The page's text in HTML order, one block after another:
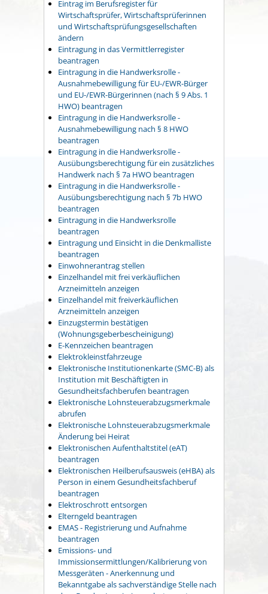
Eintrag im Berufsregister für
Wirtschaftsprüfer, Wirtschaftsprüferinnen
und Wirtschaftsprüfungsgesellschaften
ändern
Eintragung in das Vermittlerregister
beantragen
Eintragung in die Handwerksrolle -
Ausnahmebewilligung für EU-/EWR-Bürger
und EU-/EWR-Bürgerinnen (nach § 9 Abs. 1
HWO) beantragen
Eintragung in die Handwerksrolle -
Ausnahmebewilligung nach § 8 HWO
beantragen
Eintragung in die Handwerksrolle -
Ausübungsberechtigung für ein zusätzliches
Handwerk nach § 7a HWO beantragen
Eintragung in die Handwerksrolle -
Ausübungsberechtigung nach § 7b HWO
beantragen
Eintragung in die Handwerksrolle
beantragen
Eintragung und Einsicht in die Denkmalliste
beantragen
Einwohnerantrag stellen
Einzelhandel mit frei verkäuflichen
Arzneimitteln anzeigen
Einzelhandel mit freiverkäuflichen
Arzneimitteln anzeigen
Einzugstermin bestätigen
(Wohnungsgeberbescheinigung)
E-Kennzeichen beantragen
Elektrokleinstfahrzeuge
Elektronische Institutionenkarte (SMC-B) als
Institution mit Beschäftigten in
Gesundheitsfachberufen beantragen
Elektronische Lohnsteuerabzugsmerkmale
abrufen
Elektronische Lohnsteuerabzugsmerkmale
Änderung bei Heirat
Elektronischen Aufenthaltstitel (eAT)
beantragen
Elektronischen Heilberufsausweis (eHBA) als
Person in einem Gesundheitsfachberuf
beantragen
Elektroschrott entsorgen
Elterngeld beantragen
EMAS - Registrierung und Aufnahme
beantragen
Emissions- und
Immissionsermittlungen/Kalibrierung von
Messgeräten - Anerkennung und
Bekanntgabe als sachverständige Stelle nach